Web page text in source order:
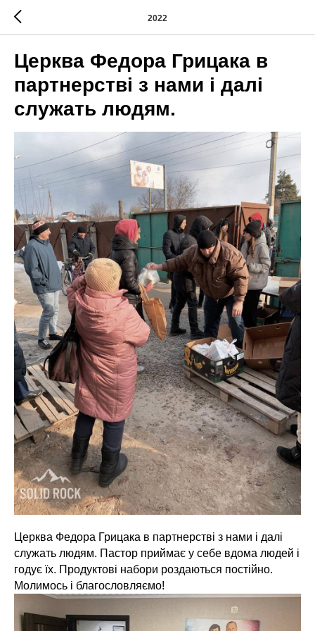
2022
Церква Федора Грицака в
партнерстві з нами і далі
служать людям.
Церква Федора Грицака в партнерстві з нами і далі
служать людям. Пастор приймає у себе вдома людей і
годує їх. Продуктові набори роздаються постійно.
Молимось і благословляємо!